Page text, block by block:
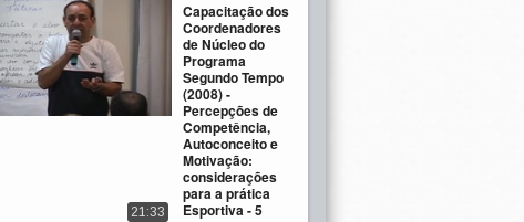
Capacitação dos
Coordenadores
de Núcleo do
Programa
Segundo Tempo
(2008) -
Percepções de
Competência,
Autoconceito e
Motivação:
considerações
para a prática
Esportiva - 5
21:33